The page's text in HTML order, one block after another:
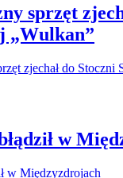
sprzęt
„Wulkan”
w